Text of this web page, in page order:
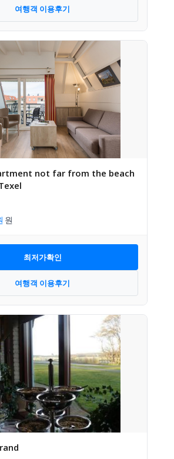
여행객 이용후기
not far from the beach
최저가확인
여행객 이용후기